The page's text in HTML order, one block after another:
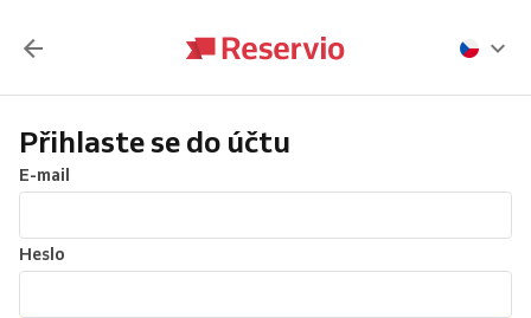
Přihlaste se do účtu
E-mail
Heslo